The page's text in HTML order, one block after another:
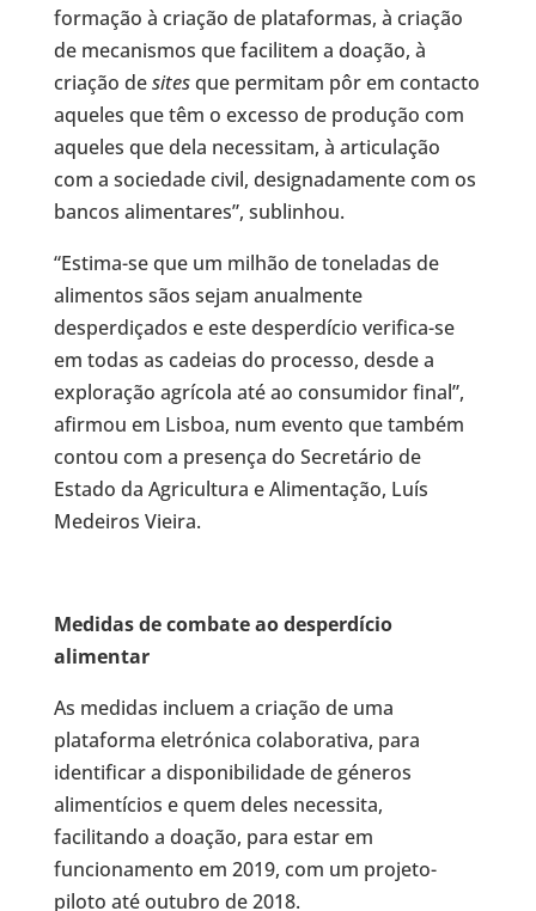
formação à criação de plataformas, à criação
de mecanismos que facilitem a doação, à
criação desitesque permitam pôr em contacto
aqueles que têm o excesso de produção com
aqueles que dela necessitam, à articulação
com a sociedade civil, designadamente com os
bancos alimentares”, sublinhou.
“Estima-se que um milhão de toneladas de
alimentos sãos sejam anualmente
desperdiçados e este desperdício verifica-se
em todas as cadeias do processo, desde a
exploração agrícola até ao consumidor final”,
afirmou em Lisboa, num evento que também
contou com a presença do Secretário de
Estado da Agricultura e Alimentação, Luís
Medeiros Vieira.
Medidas de combate ao desperdício
alimentar
As medidas incluem a criação de uma
plataforma eletrónica colaborativa, para
identificar a disponibilidade de géneros
alimentícios e quem deles necessita,
facilitando a doação, para estar em
funcionamento em 2019, com um projeto-
piloto até outubro de 2018.